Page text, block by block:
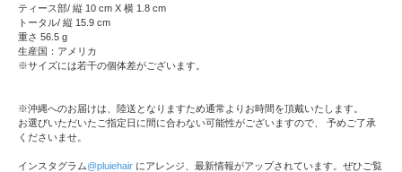
ティース部/ 縦 10 cm X 横 1.8 cm
トータル/ 縦 15.9 cm
重さ 56.5 g
生産国：アメリカ
※サイズには若干の個体差がございます。
※沖縄へのお届けは、陸送となりますため通常よりお時間を頂戴いたします。
お選びいただいたご指定日に間に合わない可能性がございますので、 予めご了承
くださいませ。
インスタグラム@pluiehair にアレンジ、最新情報がアップされています。ぜひご覧